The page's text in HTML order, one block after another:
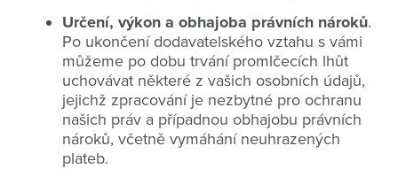
Určení, výkon a obhajoba právních nároků.
Po ukončení dodavatelského vztahu s vámi
můžeme po dobu trvání promlčecích lhůt
uchovávat některé z vašich osobních údajů,
jejichž zpracování je nezbytné pro ochranu
našich práv a případnou obhajobu právních
nároků, včetně vymáhání neuhrazených
plateb.